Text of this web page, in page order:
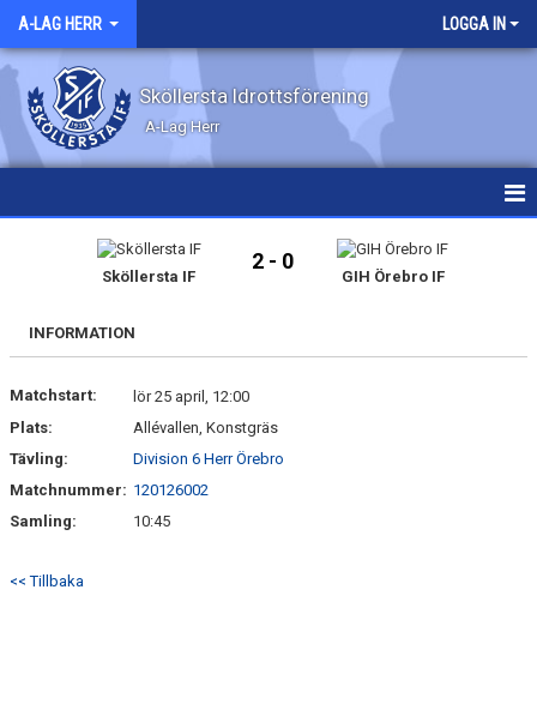
A-LAG HERR LOGGA IN
Sköllersta Idrottsförening
A-Lag Herr
KALENDER
MATCHER
BILDGALLERI
Sköllersta IF
2 - 0
GIH Örebro IF
INFORMATION
Matchstart:
lör 25 april, 12:00
Plats:
Allévallen, Konstgräs
Tävling:
Division 6 Herr Örebro
Matchnummer: 120126002
Samling:
10:45
<< Tillbaka